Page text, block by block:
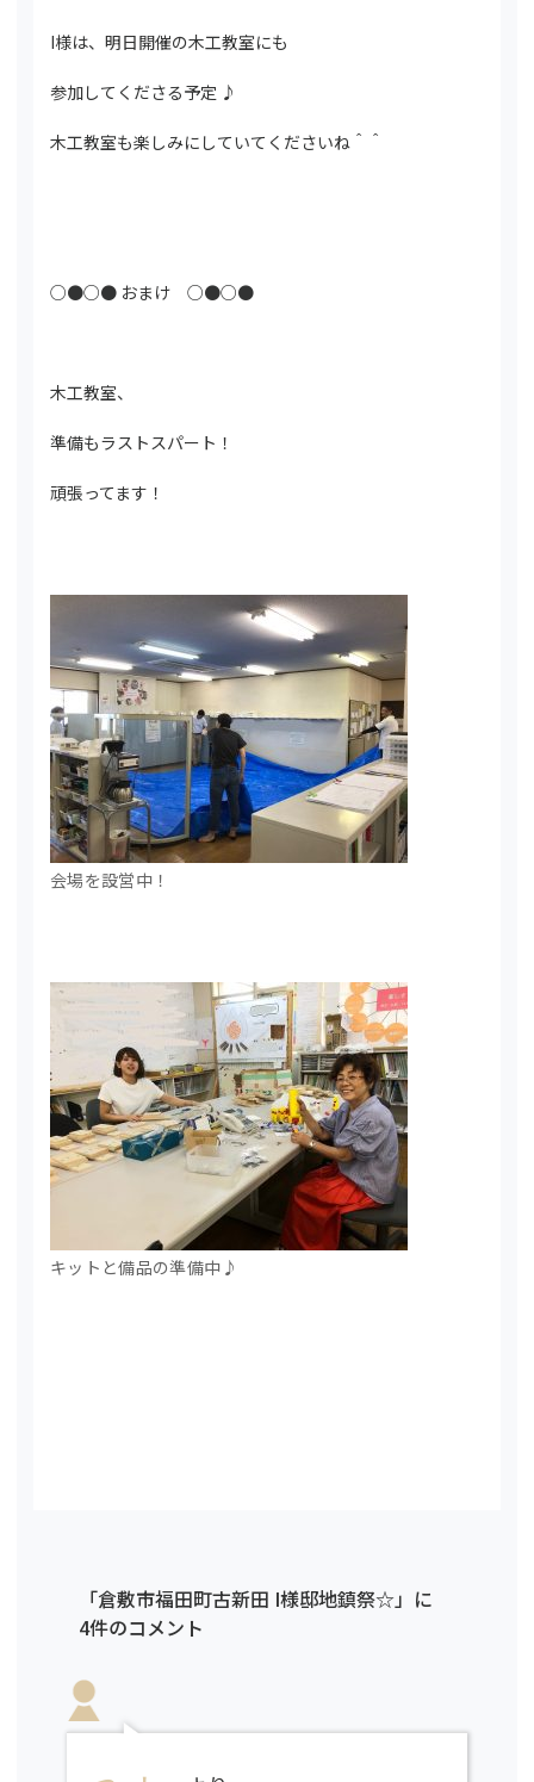
I様は、明日開催の木工教室にも
参加してくださる予定 ♪
木工教室も楽しみにしていてくださいね＾＾
○●○● おまけ ○●○●
木工教室、
準備もラストスパート！
頑張ってます！
会場を設営中！
キットと備品の準備中♪
「倉敷市福田町古新田 I様邸地鎮祭☆」に
4件のコメント